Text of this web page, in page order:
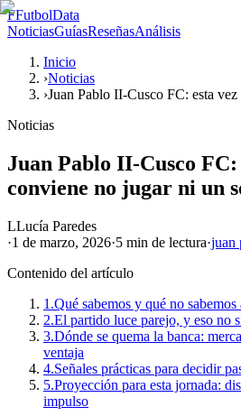
FFutbolData
NoticiasGuíasReseñasAnálisis
Inicio
›Noticias
›Juan Pablo II-Cusco FC: esta
Noticias
Juan Pablo II-Cusco FC:
conviene no jugar ni un
LLucía Paredes
·1 de marzo, 2026·5 min de lectura·juan
Contenido del artículo
1.Qué sabemos y qué no
2.El partido luce parejo, y eso no
3.Dónde se quema la banca:
ventaja
4.Señales prácticas para decidir
5.Proyección para esta jornada:
impulso